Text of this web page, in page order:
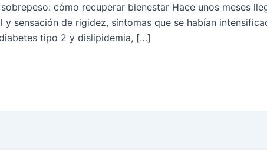
cómo recuperar bienestar Hace unos meses
sensación de rigidez, síntomas que se habían
tipo 2 y dislipidemia, […]